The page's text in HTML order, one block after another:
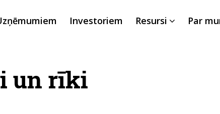
Investoriem Resursi Par
un rīki